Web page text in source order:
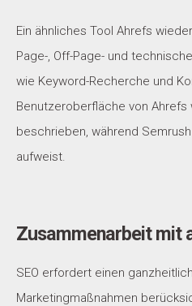
Ein ähnliches Tool Ahrefs
Page-, Off-Page- und
wie Keyword-Recherche und
Benutzeroberfläche von
beschrieben, während
aufweist.
Zusammenarbeit mit
SEO erfordert einen
Marketingmaßnahmen